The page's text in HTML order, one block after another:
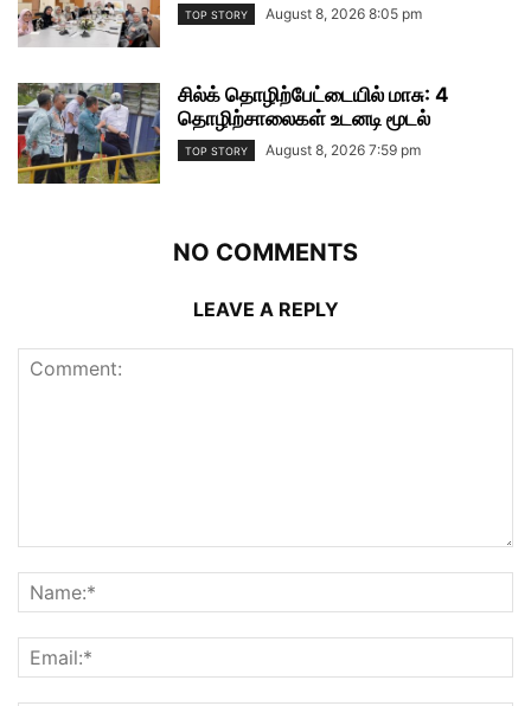
TOP STORY August 8, 2026 8:05 pm
சில்க் தொழிற்பேட்டையில் மாசு: 4
தொழிற்சாலைகள் உடனடி மூடல்
TOP STORY August 8, 2026 7:59 pm
NO COMMENTS
LEAVE A REPLY